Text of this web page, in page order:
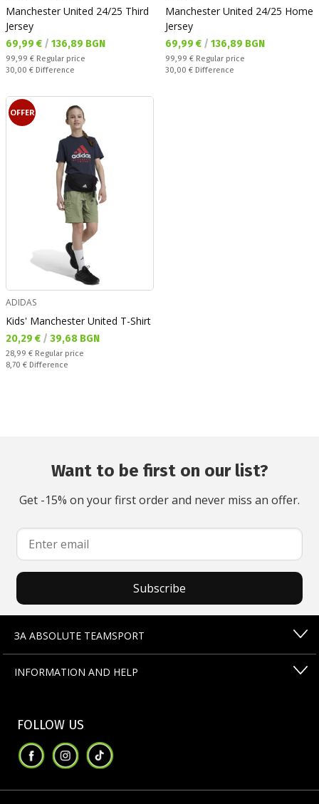
Manchester United 24/25 Third
Jersey
Текуща цена:
69,99 € / 136,89 BGN
Regular price:
99,99 € Regular price
Спестявате:
30,00 € Difference
Manchester United 24/25 Home
Jersey
Текуща цена:
69,99 € / 136,89 BGN
Regular price:
99,99 € Regular price
Спестявате:
30,00 € Difference
OFFER
ADIDAS
Kids' Manchester United T-Shirt
Текуща цена:
20,29 € / 39,68 BGN
Regular price:
28,99 € Regular price
Спестявате:
8,70 € Difference
Want to be first on our list?
Get -15% on your first order and never miss an offer.
Subscribe
ЗА ABSOLUTE TEAMSPORT
INFORMATION AND HELP
FOLLOW US